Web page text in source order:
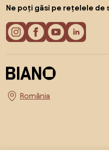
Ne poți găsi pe rețelele de
Alege țara